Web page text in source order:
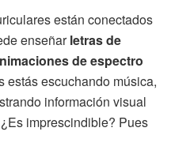
están conectados
enseñarletras de
de espectro
estás escuchando música,
información visual
imprescindible? Pues